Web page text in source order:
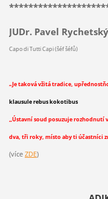
JUDr. Pavel Rychetský
Capo di Tutti Capi (šéf šéfů)
„Je taková vžitá tradice,
klausule rebus kokotibus
„Ústavní soud posuzuje rozhodnutí
dva, tři roky, místo aby ti účastníci
(více ZDE)